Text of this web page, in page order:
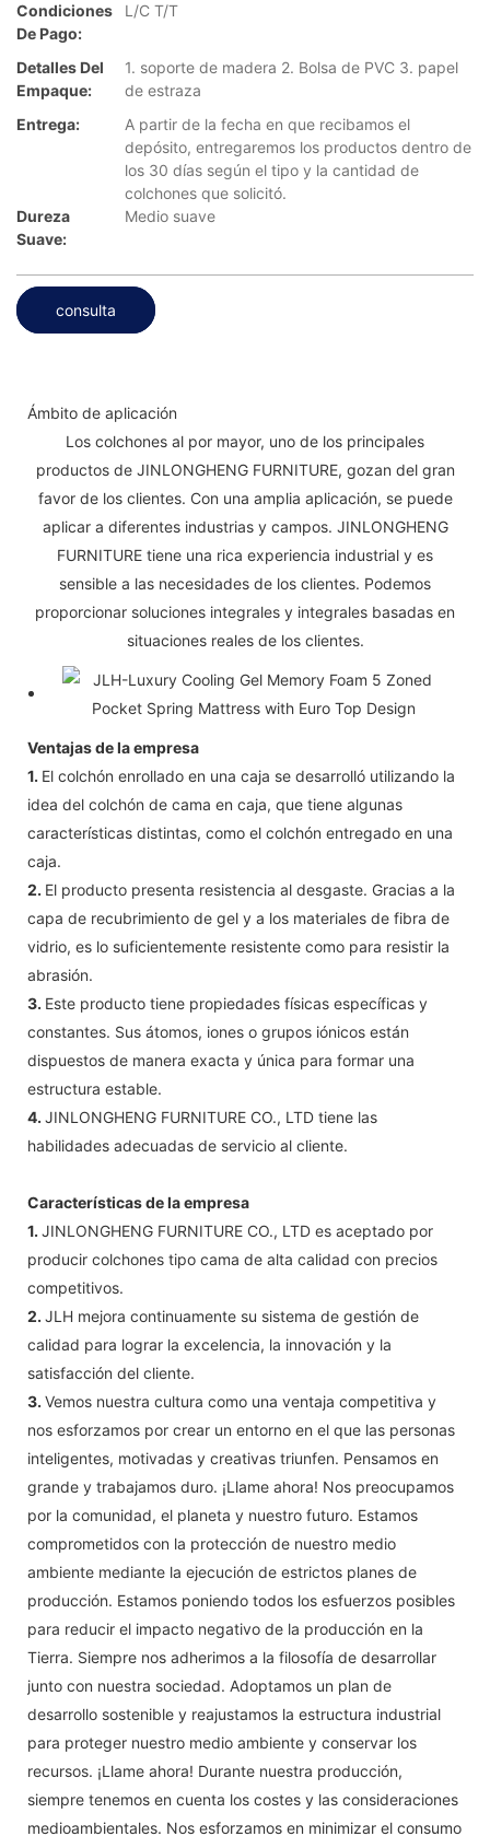
Condiciones
De Pago:
L/C T/T
Detalles Del
Empaque:
1. soporte de madera 2. Bolsa de PVC 3. papel
de estraza
Entrega:
A partir de la fecha en que recibamos el
depósito, entregaremos los productos dentro de
los 30 días según el tipo y la cantidad de
colchones que solicitó.
Dureza
Suave:
Medio suave
consulta
Ámbito de aplicación
Los colchones al por mayor, uno de los principales
productos de JINLONGHENG FURNITURE, gozan del gran
favor de los clientes. Con una amplia aplicación, se puede
aplicar a diferentes industrias y campos. JINLONGHENG
FURNITURE tiene una rica experiencia industrial y es
sensible a las necesidades de los clientes. Podemos
proporcionar soluciones integrales y integrales basadas en
situaciones reales de los clientes.
Ventajas de la empresa
1. El colchón enrollado en una caja se desarrolló utilizando la
idea del colchón de cama en caja, que tiene algunas
características distintas, como el colchón entregado en una
caja.
2. El producto presenta resistencia al desgaste. Gracias a la
capa de recubrimiento de gel y a los materiales de fibra de
vidrio, es lo suficientemente resistente como para resistir la
abrasión.
3. Este producto tiene propiedades físicas específicas y
constantes. Sus átomos, iones o grupos iónicos están
dispuestos de manera exacta y única para formar una
estructura estable.
4. JINLONGHENG FURNITURE CO., LTD tiene las
habilidades adecuadas de servicio al cliente.
Características de la empresa
1. JINLONGHENG FURNITURE CO., LTD es aceptado por
producir colchones tipo cama de alta calidad con precios
competitivos.
2. JLH mejora continuamente su sistema de gestión de
calidad para lograr la excelencia, la innovación y la
satisfacción del cliente.
3. Vemos nuestra cultura como una ventaja competitiva y
nos esforzamos por crear un entorno en el que las personas
inteligentes, motivadas y creativas triunfen. Pensamos en
grande y trabajamos duro. ¡Llame ahora! Nos preocupamos
por la comunidad, el planeta y nuestro futuro. Estamos
comprometidos con la protección de nuestro medio
ambiente mediante la ejecución de estrictos planes de
producción. Estamos poniendo todos los esfuerzos posibles
para reducir el impacto negativo de la producción en la
Tierra. Siempre nos adherimos a la filosofía de desarrollar
junto con nuestra sociedad. Adoptamos un plan de
desarrollo sostenible y reajustamos la estructura industrial
para proteger nuestro medio ambiente y conservar los
recursos. ¡Llame ahora! Durante nuestra producción,
siempre tenemos en cuenta los costes y las consideraciones
medioambientales. Nos esforzamos en minimizar el consumo